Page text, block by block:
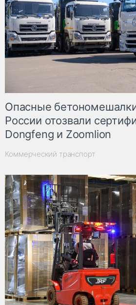
Опасные
России отозвали
Dongfeng и Zoomlion
Коммерческий транспорт